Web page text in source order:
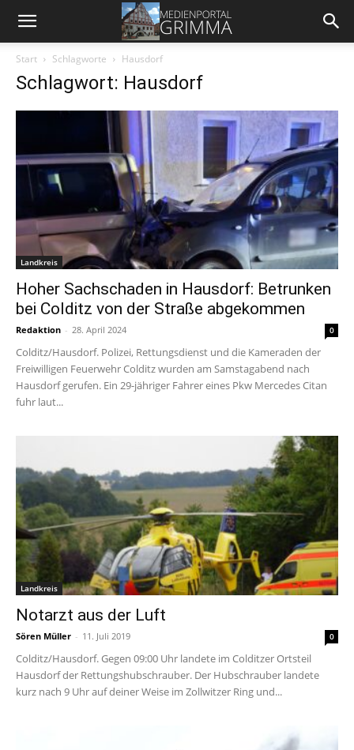
Start Schlagworte Hausdorf
Schlagwort: Hausdorf
Landkreis
Hoher Sachschaden in Hausdorf: Betrunken
bei Colditz von der Straße abgekommen
Redaktion - 28. April 2024 0
Colditz/Hausdorf. Polizei, Rettungsdienst und die Kameraden der
Freiwilligen Feuerwehr Colditz wurden am Samstagabend nach
Hausdorf gerufen. Ein 29-jähriger Fahrer eines Pkw Mercedes Citan
fuhr laut...
Landkreis
Notarzt aus der Luft
Sören Müller - 11. Juli 2019 0
Colditz/Hausdorf. Gegen 09:00 Uhr landete im Colditzer Ortsteil
Hausdorf der Rettungshubschrauber. Der Hubschrauber landete
kurz nach 9 Uhr auf deiner Weise im Zollwitzer Ring und...